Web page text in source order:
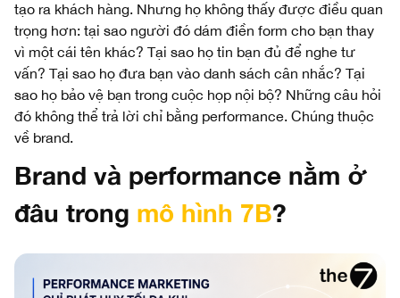
tạo ra khách hàng. Nhưng họ không thấy được điều quan
trọng hơn: tại sao người đó dám điền form cho bạn thay
vì một cái tên khác? Tại sao họ tin bạn đủ để nghe tư
vấn? Tại sao họ đưa bạn vào danh sách cân nhắc? Tại
sao họ bảo vệ bạn trong cuộc họp nội bộ? Những câu hỏi
đó không thể trả lời chỉ bằng performance. Chúng thuộc
về brand.
Brand và performance nằm ở
đâu trong mô hình 7B?